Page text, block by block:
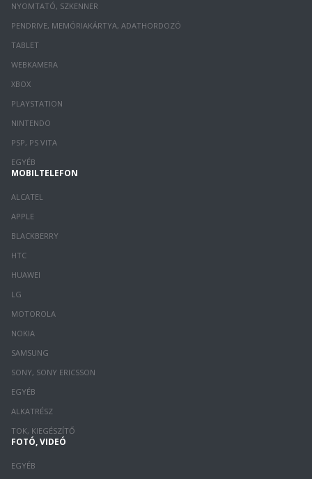
NYOMTATÓ, SZKENNER
PENDRIVE, MEMÓRIAKÁRTYA, ADATHORDOZÓ
TABLET
WEBKAMERA
XBOX
PLAYSTATION
NINTENDO
PSP, PS VITA
EGYÉB
MOBILTELEFON
ALCATEL
APPLE
BLACKBERRY
HTC
HUAWEI
LG
MOTOROLA
NOKIA
SAMSUNG
SONY, SONY ERICSSON
EGYÉB
ALKATRÉSZ
TOK, KIEGÉSZÍTŐ
FOTÓ, VIDEÓ
EGYÉB